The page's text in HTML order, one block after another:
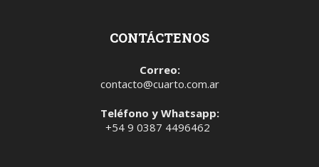
CONTÁCTENOS
Correo:
contacto@cuarto.com.ar
Teléfono y Whatsapp:
+54 9 0387 4496462